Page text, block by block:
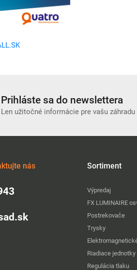
Prihláste sa do newslettera
Len užitočné informácie pre vašu záhradu
nás Sortiment
Výpredaj
FX LUMINAIRE
Postrekovače
Trysky
Riadiace jednotky
Regulácia tlaku